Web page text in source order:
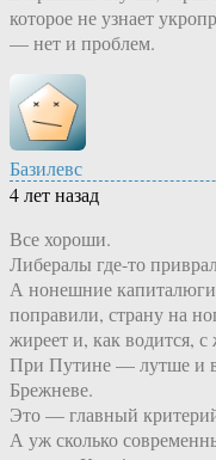
которое не узнает
— нет и проблем.
Базилевс
4 лет назад
Все хороши.
Либералы где-то
А нонешние
поправили, страну на
жиреет и, как водится, с
При Путине — лутше и
Брежневе.
Это — главный
А уж сколько